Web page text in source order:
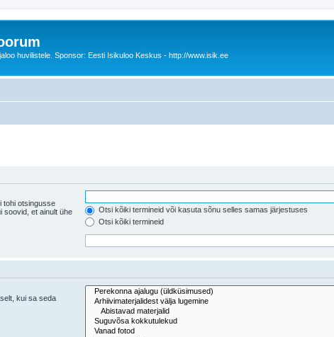
huvilistele. Sponsor: Eesti Isikuloo Keskus - http://www.isik.ee
tohi otsingusse
Otsi kõiki termineid või kasuta sõnu selles samas järjestuses
Otsi kõiki termineid
kui sa seda